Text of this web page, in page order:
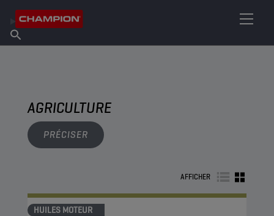
À propos de Champion
Trouver un point de vente
AGRICULTURE
PRÉCISER
AFFICHER
HUILES MOTEUR